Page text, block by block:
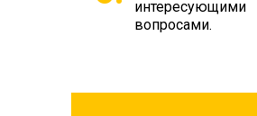
интересующими
вопросами.